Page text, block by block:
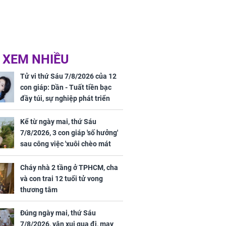
NHIỀU
Tử vi thứ Sáu 7/8/2026 của 12
con giáp: Dần - Tuất tiền bạc
đầy túi, sự nghiệp phát triển
hưng thịnh, Mão - Thân tài lộc
ảm đạm, mọi sự khó thành công
mỹ mãn
Kể từ ngày mai, thứ Sáu
7/8/2026, 3 con giáp 'số hưởng'
sau công việc 'xuôi chèo mát
mái', tiền tài 'thu về như nước',
tình duyên viên mãn
Cháy nhà 2 tầng ở TPHCM, cha
và con trai 12 tuổi tử vong
thương tâm
Đúng ngày mai, thứ Sáu
7/8/2026, vận xui qua đi, may